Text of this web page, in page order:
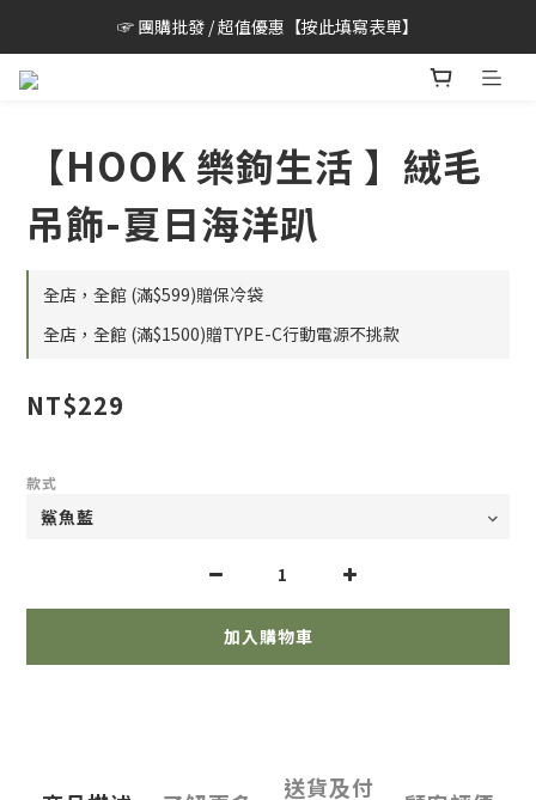
☞ 團購批發 / 超值優惠【按此填寫表單】
【HOOK 樂鉤生活 】絨毛
吊飾-夏日海洋趴
全店，全館 (滿$599)贈保冷袋
全店，全館 (滿$1500)贈TYPE-C行動電源不挑款
NT$229
款式
加入購物車
送貨及付